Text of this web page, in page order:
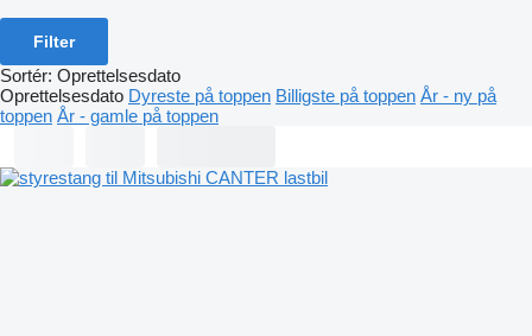
Filter
Sortér: Oprettelsesdato
Oprettelsesdato Dyreste på toppen Billigste på toppen År - ny på
toppen År - gamle på toppen